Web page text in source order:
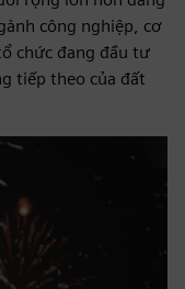
công nghiệp, cơ
chức đang đầu tư
tiếp theo của đất